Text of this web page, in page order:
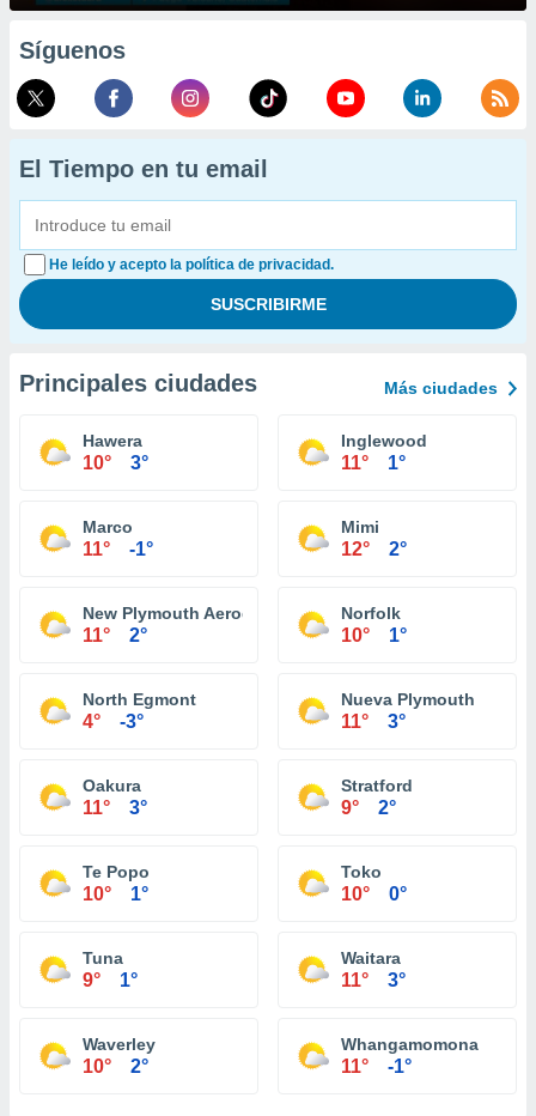
Síguenos
El Tiempo en tu email
He leído y acepto la política de privacidad.
Principales ciudades Más ciudades
Hawera
10° 3°
Inglewood
11° 1°
Marco
11° -1°
Mimi
12° 2°
New Plymouth Aerodrome
11° 2°
Norfolk
10° 1°
North Egmont
4° -3°
Nueva Plymouth
11° 3°
Oakura
11° 3°
Stratford
9° 2°
Te Popo
10° 1°
Toko
10° 0°
Tuna
9° 1°
Waitara
11° 3°
Waverley
10° 2°
Whangamomona
11° -1°